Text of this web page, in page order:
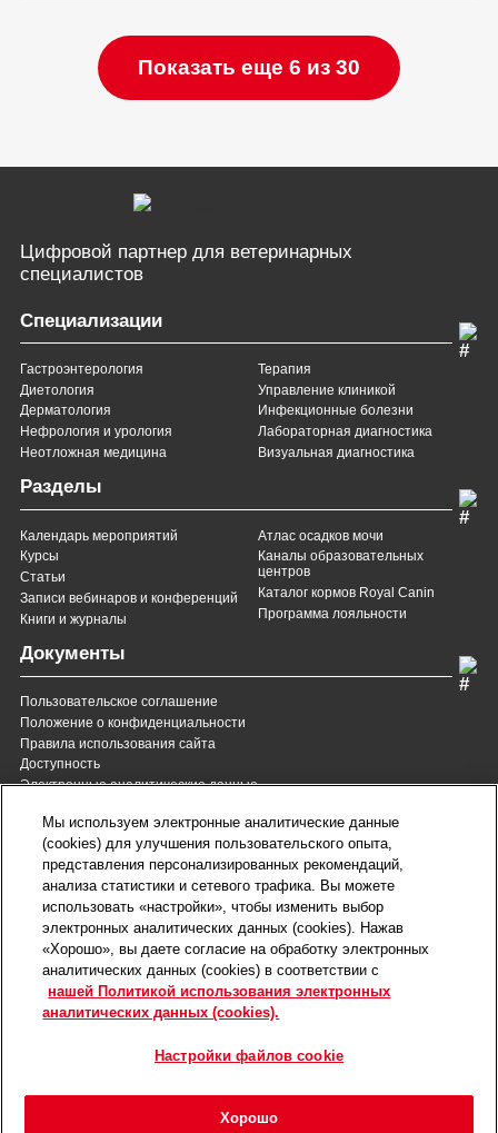
Показать еще 6 из 30
Цифровой партнер для ветеринарных
специалистов
Специализации
Гастроэнтерология
Диетология
Дерматология
Нефрология и урология
Неотложная медицина
Терапия
Управление клиникой
Инфекционные болезни
Лабораторная диагностика
Визуальная диагностика
Разделы
Календарь мероприятий
Курсы
Статьи
Записи вебинаров и конференций
Книги и журналы
Атлас осадков мочи
Каналы образовательных
центров
Каталог кормов Royal Canin
Программа лояльности
Документы
Пользовательское соглашение
Положение о конфиденциальности
Правила использования сайта
Доступность
Электронные аналитические данные
8 (800) 200-37-35
Служба Заботы для России
звонок бесплатный для
всех регионов России
8 (820) 007-137-35
Служба Заботы для
Республики Беларусь
contact@royalcanin.ru
Карта сайта
Настройки файлов cookie
Входит в группу компаний Mars, Incorporated.
Мы используем электронные аналитические данные
(cookies) для улучшения пользовательского опыта,
представления персонализированных рекомендаций,
анализа статистики и сетевого трафика. Вы можете
использовать «настройки», чтобы изменить выбор
электронных аналитических данных (cookies). Нажав
«Хорошо», вы даете согласие на обработку электронных
аналитических данных (cookies) в соответствии с
нашей Политикой использования электронных
аналитических данных (cookies).
Настройки файлов cookie
Хорошо